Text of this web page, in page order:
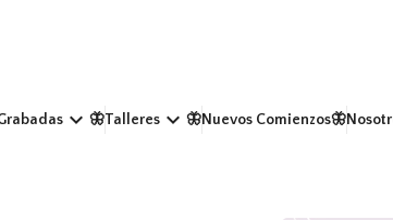
keyboard_arrow_down🦋Talleres keyboard_arrow_down🦋Nuevos Comienzos